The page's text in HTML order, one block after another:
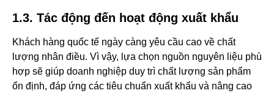
1.3. Tác động đến hoạt động xuất khẩu
Khách hàng quốc tế ngày càng yêu cầu cao về chất
lượng nhân điều. Vì vậy, lựa chọn nguồn nguyên liệu phù
hợp sẽ giúp doanh nghiệp duy trì chất lượng sản phẩm
ổn định, đáp ứng các tiêu chuẩn xuất khẩu và nâng cao